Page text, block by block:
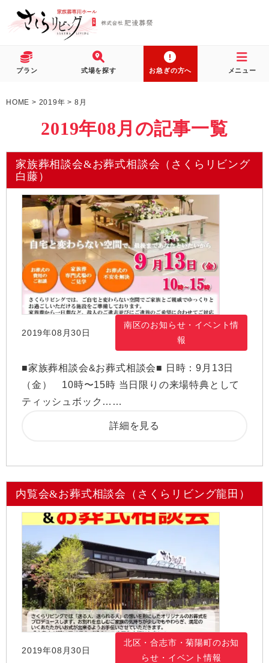
プラン 式場を探す お急ぎの方へ メニュー
HOME > 2019年 >8月
2019年08月の記事一覧
家族葬相談会&お葬式相談会（さくらリビング
白藤）
2019年08月30日
南区のお知らせ・イベント情
報
■家族葬相談会&お葬式相談会■ 日時：9月13日
（金） 10時〜15時 当日限りの来場特典として
ティッシュボック……
詳細を見る
内覧会&お葬式相談会（さくらリビング龍田）
2019年08月30日
北区・合志市・菊陽町のお知
らせ・イベント情報